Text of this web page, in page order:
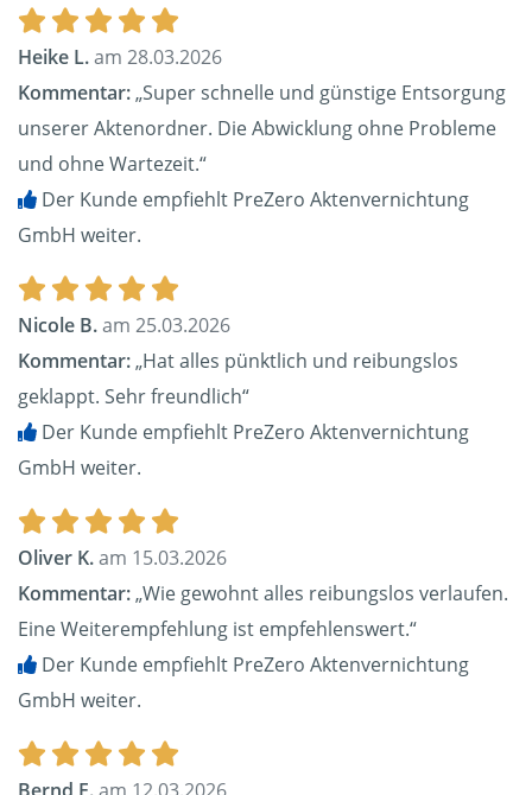
Heike L.am 28.03.2026
Kommentar:„Super schnelle und günstige Entsorgung
unserer Aktenordner. Die Abwicklung ohne Probleme
und ohne Wartezeit.“
Der Kunde empfiehlt PreZero Aktenvernichtung
GmbH weiter.
Nicole B.am 25.03.2026
Kommentar:„Hat alles pünktlich und reibungslos
geklappt. Sehr freundlich“
Der Kunde empfiehlt PreZero Aktenvernichtung
GmbH weiter.
Oliver K.am 15.03.2026
Kommentar:„Wie gewohnt alles reibungslos verlaufen.
Eine Weiterempfehlung ist empfehlenswert.“
Der Kunde empfiehlt PreZero Aktenvernichtung
GmbH weiter.